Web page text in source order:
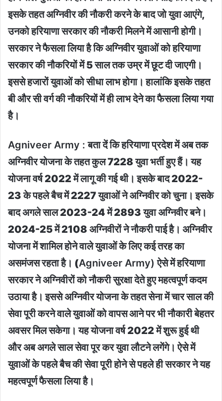
इसके तहत अग्निवीर की नौकरी करने के बाद जो युवा आएंगे,
उनको हरियाणा सरकार की नौकरी मिलने में आसानी होगी।
सरकार ने फैसला लिया है कि अग्निवीर युवाओं को हरियाणा
सरकार की नौकरियों में 5 साल तक उम्र में छूट दी जाएगी।
इससे हजारों युवाओं को सीधा लाभ होगा। हालांकि इसके तहत
बी और सी वर्ग की नौकरियों में ही लाभ देने का फैसला लिया गया
है।
Agniveer Army :बता दें कि हरियाणा प्रदेश में अब तक
अग्निवीर योजना के तहत कुल 7228 युवा भर्ती हुए हैं। यह
योजना वर्ष 2022 में लागू की गई थी। इसके बाद 2022-
23 के पहले बैच में 2227 युवाओं ने अग्निवीर को चुना। इसके
बाद अगले साल 2023-24 में 2893 युवा अग्निवीर बने।
2024-25 में 2108 अग्निवीरों ने नौकरी पाई है। अग्निवीर
योजना में शामिल होने वाले युवाओं के लिए कई तरह का
असमंजस रहता है। (Agniveer Army)ऐसे में हरियाणा
सरकार ने अग्निवीरों को नौकरी सुरक्षा देते हुए महत्वपूर्ण कदम
उठाया है। इससे अग्निवीर योजना के तहत सेना में चार साल की
सेवा पूरी करने वाले युवाओं को वापस आने पर भी नौकारी बेहतर
अवसर मिल सकेगा। यह योजना वर्ष 2022 में शुरू हुई थी
और अब अगले साल सेवा पूर कर युवा लौटने लगेंगे। ऐसे में
युवाओं के पहले बैच की सेवा पूरी होने से पहले ही सरकार ने यह
महत्वपूर्ण फैसला लिया है।